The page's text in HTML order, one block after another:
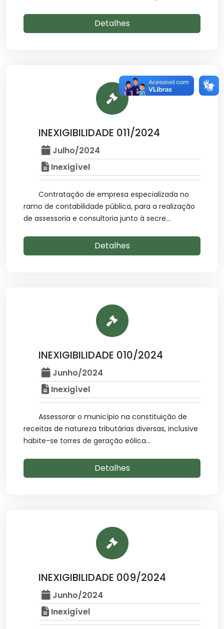
Detalhes
INEXIGIBILIDADE 011/2024
Julho/2024
Inexigível
Contratação de empresa especializada no
ramo de contabilidade pública, para a realização
de assessoria e consultoria junto à secre...
Detalhes
INEXIGIBILIDADE 010/2024
Junho/2024
Inexigível
Assessorar o município na constituição de
receitas de natureza tributárias diversas, inclusive
habite-se torres de geração eólica...
Detalhes
INEXIGIBILIDADE 009/2024
Junho/2024
Inexigível